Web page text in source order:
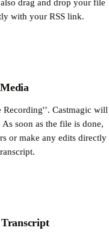
drag and drop your file
with your RSS link.
Castmagic will
soon as the file is done,
or make any edits directly